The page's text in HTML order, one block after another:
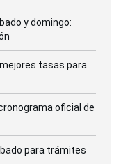
y domingo:
tasas para
oficial de
para trámites